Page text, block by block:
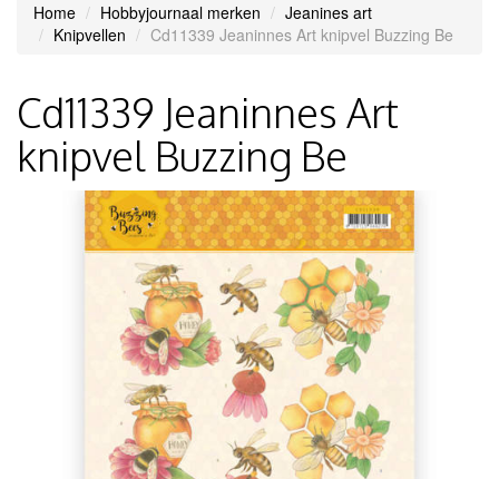
Home Hobbyjournaal merken
Jeanines art
Knipvellen
Cd11339 Jeaninnes Art knipvel Buzzing Be
Cd11339 Jeaninnes Art
knipvel Buzzing Be